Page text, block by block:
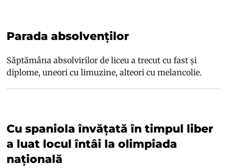
Parada absolvenților
Săptămâna absolvirilor de liceu a trecut cu fast și
diplome, uneori cu limuzine, alteori cu melancolie.
Cu spaniola învățată în timpul liber
a luat locul întâi la olimpiada
națională